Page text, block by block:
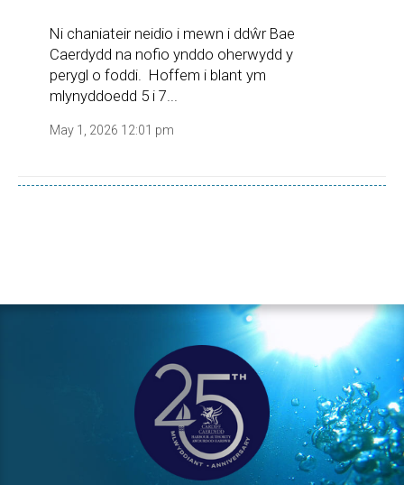
Ni chaniateir neidio i mewn i ddŵr Bae
Caerdydd na nofio ynddo oherwydd y
perygl o foddi. Hoffem i blant ym
mlynyddoedd 5 i 7...
May 1, 2026 12:01 pm